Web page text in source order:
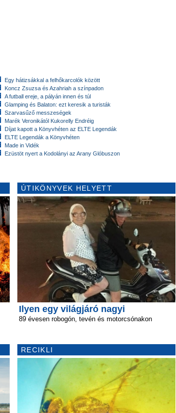
Egy hátizsákkal a felhőkarcolók között
Koncz Zsuzsa és Azahriah a színpadon
A futball ereje, a pályán innen és túl
Glamping és Balaton: ezt keresik a turisták
Szarvasűző messzeségek
Marék Veronikától Kukorelly Endréig
Díjat kapott a Könyvhéten az ELTE Legendák
ELTE Legendák a Könyvhéten
Made in Vidék
Ezüstöt nyert a Kodolányi az Arany Glóbuszon
ÚTIKÖNYVEK HELYETT
Ilyen egy világjáró nagyi
89 évesen robogón, tevén és motorcsónakon
RECIKLI